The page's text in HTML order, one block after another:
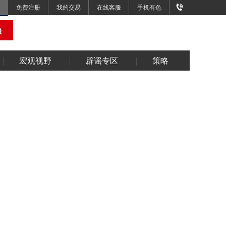
免费注册 我的交易 在线客服 手机有色
宏观视野 辟谣专区 策略